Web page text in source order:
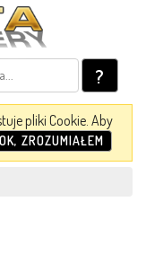
?
pliki Cookie. Aby
OK, ZROZUMIAŁEM